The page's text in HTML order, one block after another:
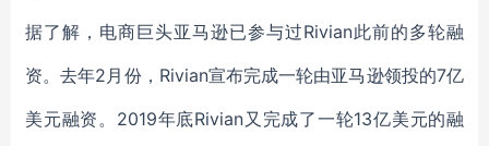
据了解，电商巨头亚马逊已参与过Rivian此前的多轮融
资。去年2月份，Rivian宣布完成一轮由亚马逊领投的7亿
美元融资。2019年底Rivian又完成了一轮13亿美元的融